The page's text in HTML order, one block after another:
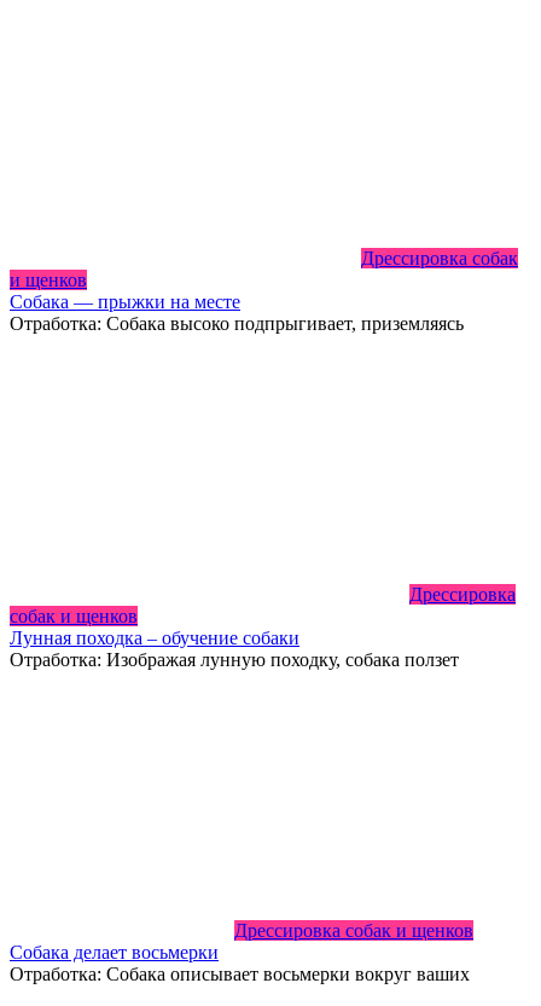
Дрессировка собак
и щенков
Собака — прыжки на месте
Отработка: Собака высоко подпрыгивает, приземляясь
Дрессировка
собак и щенков
Лунная походка – обучение собаки
Отработка: Изображая лунную походку, собака ползет
Дрессировка собак и щенков
Собака делает восьмерки
Отработка: Собака описывает восьмерки вокруг ваших